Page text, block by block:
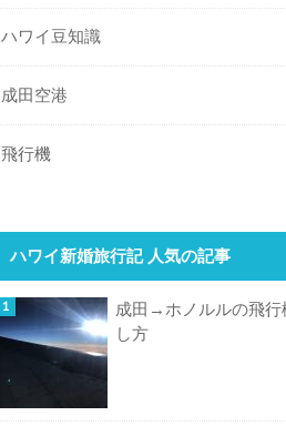
ハワイ豆知識
成田空港
飛行機
ハワイ新婚旅行記 人気の記事
成田→ホノルルの飛行
し方